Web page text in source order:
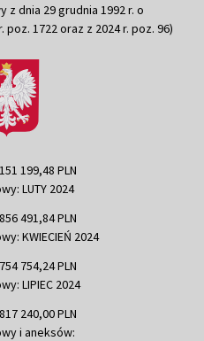
z dnia 29 grudnia 1992 r. o
1722 oraz z 2024 r. poz. 96)
199,48 PLN
LUTY 2024
491,84 PLN
KWIECIEŃ 2024
754,24 PLN
LIPIEC 2024
240,00 PLN
i aneksów: